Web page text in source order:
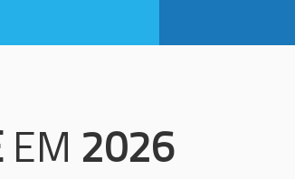
EM 2026